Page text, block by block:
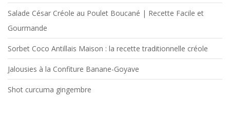
Salade César Créole au Poulet Boucané | Recette Facile et
Gourmande
Sorbet Coco Antillais Maison : la recette traditionnelle créole
Jalousies à la Confiture Banane-Goyave
Shot curcuma gingembre